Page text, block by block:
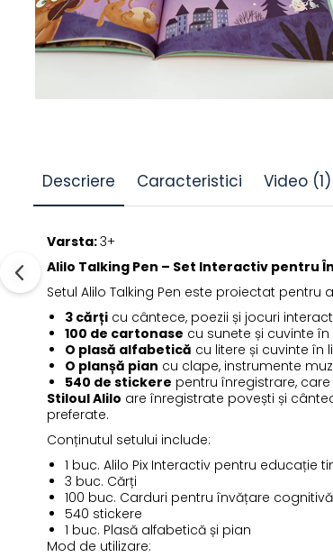
Descriere Caracteristici Video (1)
Varsta:3+
Alilo Talking Pen – Set Interactiv pentru
Setul Alilo Talking Pen este proiectat
3 cărți cu cântece, poezii și jocuri
100 de cartonase cu sunete și cuvinte
O plasă alfabetică cu litere și cuvinte în
O planșă pian cu clape, instrumente
540 de stickere pentru înregistrare,
Stiloul Alilo are înregistrate povești și
preferate.
Conținutul setului include:
1 buc. Alilo Pix Interactiv pentru educație
3 buc. Cărți
100 buc. Carduri pentru învățare cognitivă
540 stickere
1 buc. Plasă alfabetică și pian
Mod de utilizare: